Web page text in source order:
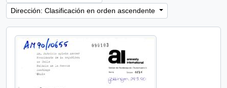
Dirección: Clasificación en orden ascendente